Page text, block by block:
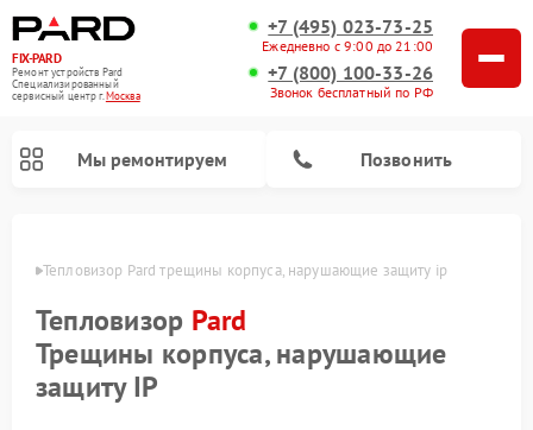
FIX-PARD
Ремонт устройств Pard
Специализированный
cервисный центр г.Москва
+7 (495) 023-73-25
Ежедневно с 9:00 до 21:00
+7 (800) 100-33-26
Звонок бесплатный по РФ
Мы ремонтируем Позвонить
Тепловизор Pard трещины корпуса, нарушающие защиту ip
Тепловизор Pard
Трещины корпуса, нарушающие
защиту IP